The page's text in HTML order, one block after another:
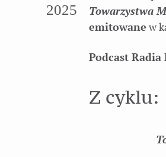
2025
Towarzystwa
emitowane w
Podcast
Z cyklu: